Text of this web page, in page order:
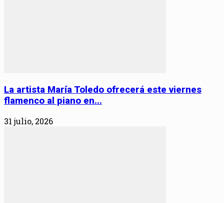
La artista María Toledo ofrecerá este viernes
flamenco al piano en...
31 julio, 2026